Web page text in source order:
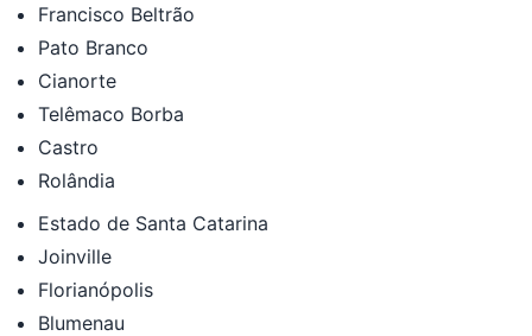
Francisco Beltrão
Pato Branco
Cianorte
Telêmaco Borba
Castro
Rolândia
Estado de Santa Catarina
Joinville
Florianópolis
Blumenau